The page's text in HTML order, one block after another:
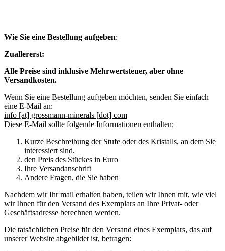
Wie Sie eine Bestellung aufgeben:
Zuallererst:
Alle Preise sind inklusive Mehrwertsteuer, aber ohne
Versandkosten.
Wenn Sie eine Bestellung aufgeben möchten, senden Sie einfach
eine E-Mail an:
info [at] grossmann-minerals [dot] com
Diese E-Mail sollte folgende Informationen enthalten:
Kurze Beschreibung der Stufe oder des Kristalls, an dem Sie
interessiert sind.
den Preis des Stückes in Euro
Ihre Versandanschrift
Andere Fragen, die Sie haben
Nachdem wir Ihr mail erhalten haben, teilen wir Ihnen mit, wie viel
wir Ihnen für den Versand des Exemplars an Ihre Privat- oder
Geschäftsadresse berechnen werden.
Die tatsächlichen Preise für den Versand eines Exemplars, das auf
unserer Website abgebildet ist, betragen: